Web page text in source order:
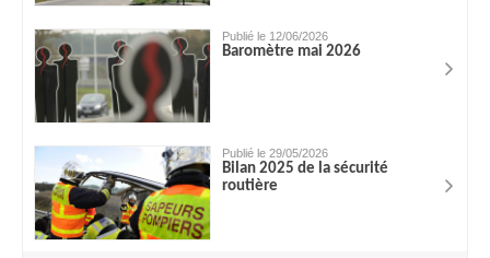
Publié le 12/06/2026
Baromètre mai 2026
Publié le 29/05/2026
Bilan 2025 de la sécurité
routière